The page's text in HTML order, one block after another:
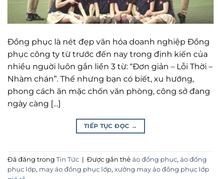
Đồng phục là nét đẹp văn hóa doanh nghiệp Đồng
phục công ty từ trước đến nay trong định kiến của
nhiều nguời luôn gắn liền 3 từ: “Đơn giản – Lỗi Thời –
Nhàm chán”. Thế nhưng bạn có biết, xu hướng,
phong cách ăn mặc chốn văn phòng, công sở đang
ngày càng […]
TIẾP TỤC ĐỌC →
Đã đăng trong Tin Tức | Được gắn thẻ áo đồng phục, áo đồng
phục lớp, may áo đồng phục lớp, xưởng may áo đồng phục lớp